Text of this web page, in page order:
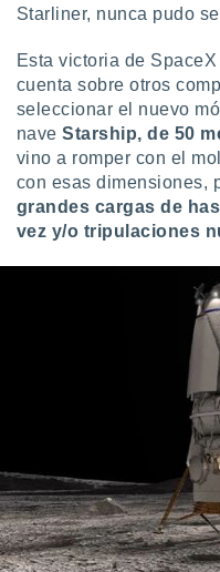
Starliner, nunca pudo
Esta victoria de
cuenta sobre otros
seleccionar el nuevo
naveStarship, de 50
vino a romper con el
con esas dimensiones,
grandes cargas de
vez y/o tripulaciones